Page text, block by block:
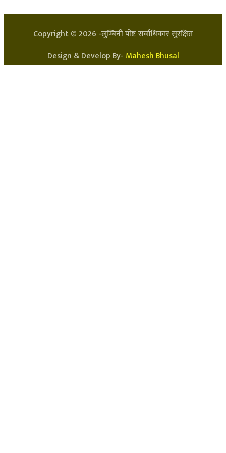
Copyright ©2026 -लुम्बिनी पोष्ट सर्वाधिकार सुरक्षित
Design & Develop By-Mahesh Bhusal